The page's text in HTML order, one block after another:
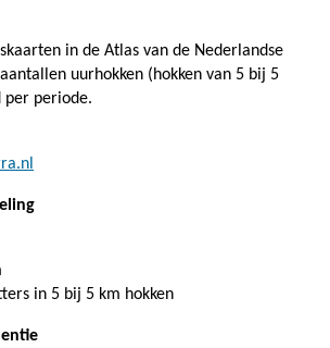
in de Atlas van de Nederlandse
uurhokken (hokken van 5 bij 5
per periode.
in 5 bij 5 km hokken